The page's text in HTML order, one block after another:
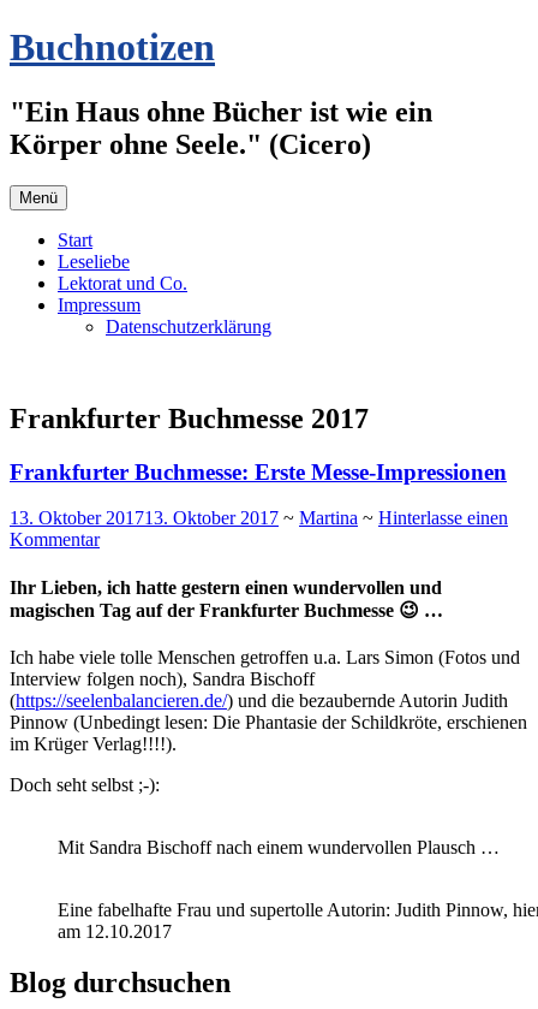
Zum
Inhalt
Buchnotizen
"Ein Haus ohne Bücher ist wie ein
Körper ohne Seele." (Cicero)
Menü
Start
Leseliebe
Lektorat und Co.
Impressum
Datenschutzerklärung
Frankfurter Buchmesse 2017
Frankfurter Buchmesse: Erste Messe-Impressionen
13. Oktober 201713. Oktober 2017 ~ Martina ~ Hinterlasse einen
Kommentar
Ihr Lieben, ich hatte gestern einen wundervollen und
magischen Tag auf der Frankfurter Buchmesse 😉 …
Ich habe viele tolle Menschen getroffen u.a. Lars Simon (Fotos und
Interview folgen noch), Sandra Bischoff
(https://seelenbalancieren.de/) und die bezaubernde Autorin Judith
Pinnow (Unbedingt lesen: Die Phantasie der Schildkröte, erschienen
im Krüger Verlag!!!!).
Doch seht selbst ;-):
Mit Sandra Bischoff nach einem wundervollen Plausch …
Eine fabelhafte Frau und supertolle Autorin: Judith Pinnow,
am 12.10.2017
Blog durchsuchen